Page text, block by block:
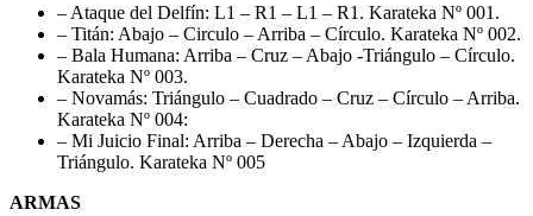
– Ataque del Delfín: L1 – R1 – L1 – R1. Karateka Nº 001.
– Titán: Abajo – Circulo – Arriba – Círculo. Karateka Nº 002.
– Bala Humana: Arriba – Cruz – Abajo -Triángulo – Círculo.
Karateka Nº 003.
– Novamás: Triángulo – Cuadrado – Cruz – Círculo – Arriba.
Karateka Nº 004:
– Mi Juicio Final: Arriba – Derecha – Abajo – Izquierda –
Triángulo. Karateka Nº 005
ARMAS